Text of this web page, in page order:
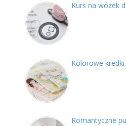
Kurs na wózek
Kolorowe kredki
Romantyczne